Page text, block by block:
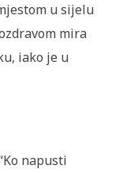
u sijelu
mira
iako je u
napusti